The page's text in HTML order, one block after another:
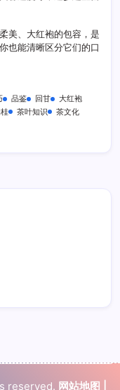
美、大红袍的包容，是
也能清晰区分它们的口
品鉴 回甘
大红袍
茶叶知识
茶文化
reserved. 网站地图